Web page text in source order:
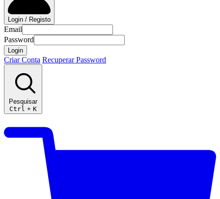
Login / Registo
Email
Password
Login
Criar Conta Recuperar Password
Pesquisar
Ctrl + K